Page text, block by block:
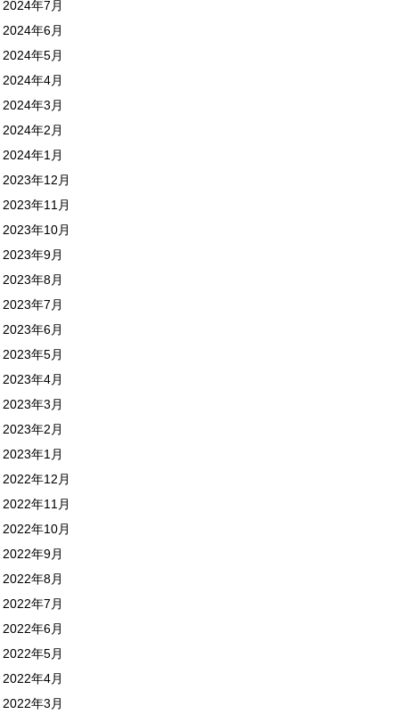
2024年7月
2024年6月
2024年5月
2024年4月
2024年3月
2024年2月
2024年1月
2023年12月
2023年11月
2023年10月
2023年9月
2023年8月
2023年7月
2023年6月
2023年5月
2023年4月
2023年3月
2023年2月
2023年1月
2022年12月
2022年11月
2022年10月
2022年9月
2022年8月
2022年7月
2022年6月
2022年5月
2022年4月
2022年3月